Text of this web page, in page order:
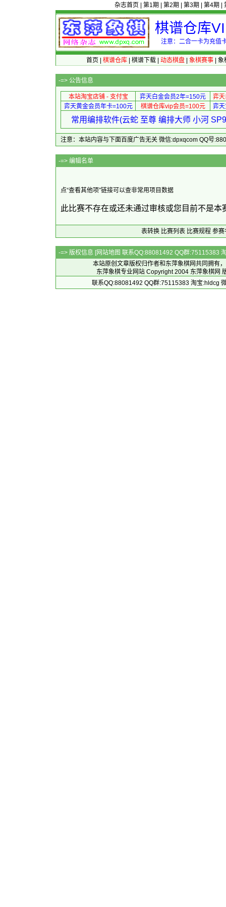
杂志首页 第1期 第2期 第3期 第4期
棋谱仓库
注意：二合一卡为充值
首页 棋谱仓库| 棋谱下载| 动态棋盘| 象棋赛事| 象
-=> 公告信息
本站淘宝店铺 - 支付宝 弈天白金会员2年=150元
弈
弈天黄金会员年卡=100元
棋谱仓库vip会员=100元 弈
常用编排软件(云蛇 至尊 编排大师 小河
注意：本站内容与下面百度广告无关 微信:dpxqcom QQ号
-=> 编
点“查看其他项”链接可以查非常用项目数据
此比赛不存在或还未通过审核或您目前不是
表转换 比赛列表 比赛规程 参赛
-=> 版权信息 [网站地图 联系QQ:88081492 QQ群:75115383
本站原创文章版权归作者和 东萍象棋网共同拥有
东萍象棋专业网站 Copyright 2004 东萍象棋网
联系QQ:88081492 QQ群:75115383 淘宝:hldcg